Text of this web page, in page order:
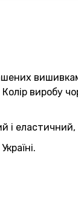
виробу
і